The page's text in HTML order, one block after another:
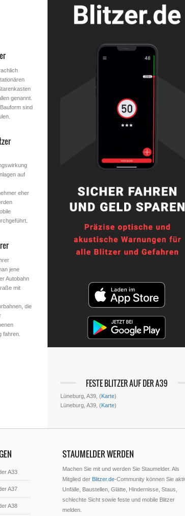
genannt.
sind
auf
eher
jene
Autobahn
mit
die
fahren.
FESTE BLITZER AUF DER A39
Lüneburg, A39, (Karte)
Lüneburg, A39, (Karte)
A33
A37
A38
STAUMELDER WERDEN
Machen Sie mit und werden Sie Staumelder. Als
Mitglied der Blitzer.de-Community können Sie
Unfälle, Baustellen, Glätte, Hindernisse, Staus,
schlechte Sicht sowie feste und mobile Blitzer
melden.